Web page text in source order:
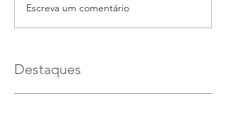
Escreva um comentário
Destaques